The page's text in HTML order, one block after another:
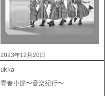
2023年12月20日
ukka
青春小節〜音楽紀行〜